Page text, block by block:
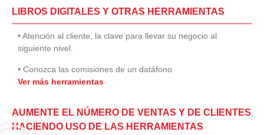
LIBROS DIGITALES Y OTRAS HERRAMIENTAS
• Atención al cliente, la clave para llevar su negocio al
siguiente nivel.
• Conozca las comisiones de un datáfono
Ver más herramientas
AUMENTE EL NÚMERO DE VENTAS Y DE CLIENTES
HACIENDO USO DE LAS HERRAMIENTAS